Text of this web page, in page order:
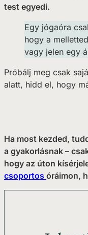
test egyedi.
Egy jógaóra
hogy a
vagy jelen egy
Próbálj meg csak
alatt, hidd el, hogy
Ha most kezded,
a gyakorlásnak –
hogy az úton
csoportos óráimon,